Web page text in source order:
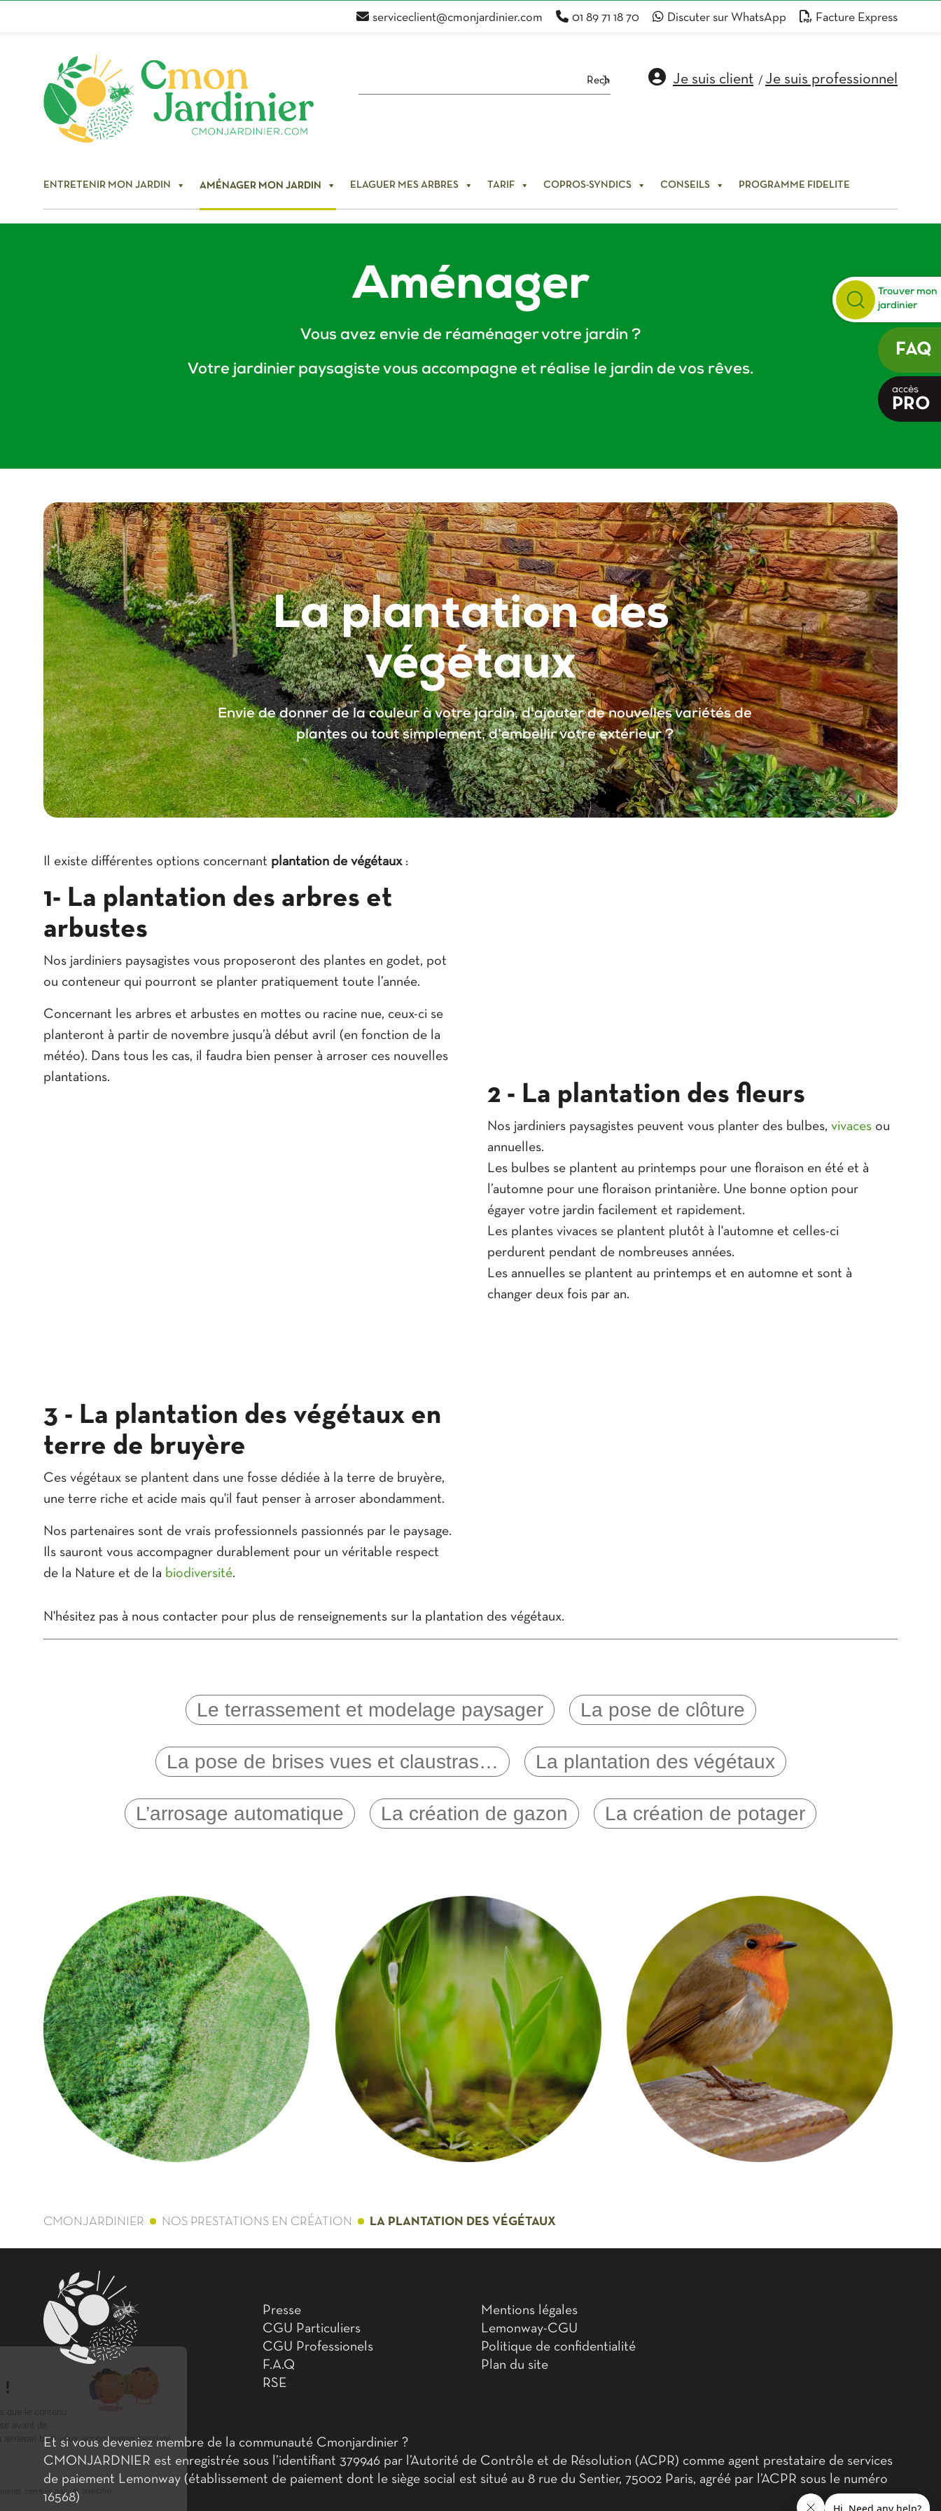
Salut c'est nous...
les Cookies !
On a attendu d'être sûrs que le contenu
vous déranger, mais on aimerait bien vous accompagner pendant
C'est OK pour vous ?
serviceclient@cmonjardinier.com 01 89 71 18 70 Discuter sur WhatsApp Facture Express
Je suis client/ Je suis professionnel
ENTRETENIR MON JARDIN AMÉNAGER MON JARDIN ELAGUER MES ARBRES TARIF COPROS-SYNDICS CONSEILS PROGRAMME FIDELITE
Trouver mon
jardinier
FAQ
accès
PRO
Aménager
Vous avez envie de réaménager votre jardin ?
Votre jardinier paysagiste vous accompagne et réalise le jardin de vos rêves.
La plantation des
végétaux
Envie de donner de la couleur à votre jardin, d'ajouter de nouvelles variétés de
plantes ou tout simplement, d'embellir votre extérieur ?
Il existe différentes options concernant plantation de végétaux:
1- La plantation des arbres et
arbustes
Nos jardiniers paysagistes vous proposeront des plantes en godet, pot
ou conteneur qui pourront se planter pratiquement toute l’année.
Concernant les arbres et arbustes en mottes ou racine nue, ceux-ci se
planteront à partir de novembre jusqu’à début avril (en fonction de la
météo). Dans tous les cas, il faudra bien penser à arroser ces nouvelles
plantations.
2 - La plantation des fleurs
Nos jardiniers paysagistes peuvent vous planter des bulbes,vivaces ou
annuelles.
Les bulbes se plantent au printemps pour une floraison en été et à
l’automne pour une floraison printanière. Une bonne option pour
égayer votre jardin facilement et rapidement.
Les plantes vivaces se plantent plutôt à l'automne et celles-ci
perdurent pendant de nombreuses années.
Les annuelles se plantent au printemps et en automne et sont à
changer deux fois par an.
3 - La plantation des végétaux en
terre de bruyère
Ces végétaux se plantent dans une fosse dédiée à la terre de bruyère,
une terre riche et acide mais qu'il faut penser à arroser abondamment.
Nos partenaires sont de vrais professionnels passionnés par le paysage.
Ils sauront vous accompagner durablement pour un véritable respect
de la Nature et de la biodiversité.
N'hésitez pas à nous contacter pour plus de renseignements sur la plantation des végétaux.
Le terrassement et modelage paysager La pose de clôture
La pose de brises vues et claustras… La plantation des végétaux
L’arrosage automatique La création de gazon La création de potager
CMONJARDINIER NOS PRESTATIONS EN CRÉATION LA PLANTATION DES VÉGÉTAUX
Presse
CGU Particuliers
CGU Professionels
F.A.Q
RSE
Mentions légales
Lemonway-CGU
Politique de confidentialité
Plan du site
Et si vous deveniez membre de la communauté Cmonjardinier ?
CMONJARDNIER est enregistrée sous l’identifiant 379946 par l’Autorité de Contrôle et de Résolution (ACPR) comme agent prestataire de services
de paiement Lemonway (établissement de paiement dont le siège social est situé au 8 rue du Sentier, 75002 Paris, agréé par l’ACPR sous le numéro
16568)